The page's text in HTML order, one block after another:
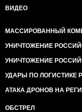
ВИДЕО
МАССИРОВАННЫЙ
УНИЧТОЖЕНИЕ
УНИЧТОЖЕНИЕ
УДАРЫ ПО ЛОГИСТИКЕ
АТАКА ДРОНОВ НА
ОБСТРЕЛ